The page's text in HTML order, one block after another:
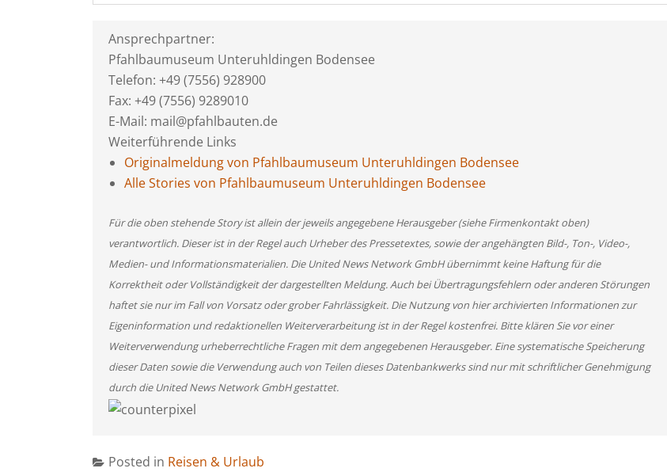
Ansprechpartner:
Pfahlbaumuseum Unteruhldingen Bodensee
Telefon: +49 (7556) 928900
Fax: +49 (7556) 9289010
E-Mail: mail@pfahlbauten.de
Weiterführende Links
Originalmeldung von Pfahlbaumuseum Unteruhldingen Bodensee
Alle Stories von Pfahlbaumuseum Unteruhldingen Bodensee
Für die oben stehende Story ist allein der jeweils angegebene Herausgeber (siehe Firmenkontakt oben)
verantwortlich. Dieser ist in der Regel auch Urheber des Pressetextes, sowie der angehängten Bild-, Ton-, Video-,
Medien- und Informationsmaterialien. Die United News Network GmbH übernimmt keine Haftung für die
Korrektheit oder Vollständigkeit der dargestellten Meldung. Auch bei Übertragungsfehlern oder anderen Störungen
haftet sie nur im Fall von Vorsatz oder grober Fahrlässigkeit. Die Nutzung von hier archivierten Informationen zur
Eigeninformation und redaktionellen Weiterverarbeitung ist in der Regel kostenfrei. Bitte klären Sie vor einer
Weiterverwendung urheberrechtliche Fragen mit dem angegebenen Herausgeber. Eine systematische Speicherung
dieser Daten sowie die Verwendung auch von Teilen dieses Datenbankwerks sind nur mit schriftlicher Genehmigung
durch die United News Network GmbH gestattet.
Posted in Reisen & Urlaub